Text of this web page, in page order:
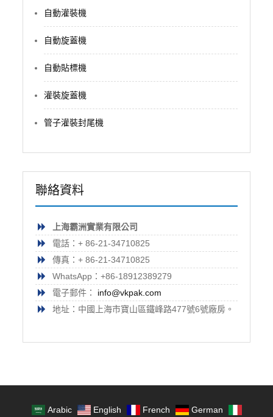
自動灌裝機
自動旋蓋機
自動貼標機
灌裝旋蓋機
管子灌裝封尾機
聯絡資料
上海霸洲實業有限公司
電話：+ 86-21-34710825
傳真：+ 86-21-34710825
WhatsApp：+86-18912389279
電子郵件： info@vkpak.com
地址：中國上海市寶山區鐵峰路477號6號廠房。
Arabic English French German